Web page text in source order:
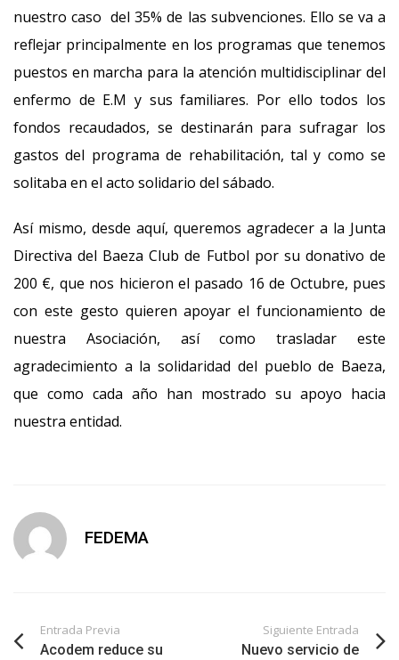
nuestro caso del 35% de las subvenciones. Ello se va a
reflejar principalmente en los programas que tenemos
puestos en marcha para la atención multidisciplinar del
enfermo de E.M y sus familiares. Por ello todos los
fondos recaudados, se destinarán para sufragar los
gastos del programa de rehabilitación, tal y como se
solitaba en el acto solidario del sábado.
Así mismo, desde aquí, queremos agradecer a la Junta
Directiva del Baeza Club de Futbol por su donativo de
200 €, que nos hicieron el pasado 16 de Octubre, pues
con este gesto quieren apoyar el funcionamiento de
nuestra Asociación, así como trasladar este
agradecimiento a la solidaridad del pueblo de Baeza,
que como cada año han mostrado su apoyo hacia
nuestra entidad.
FEDEMA
Entrada Previa
Acodem reduce su
Siguiente Entrada
Nuevo servicio de